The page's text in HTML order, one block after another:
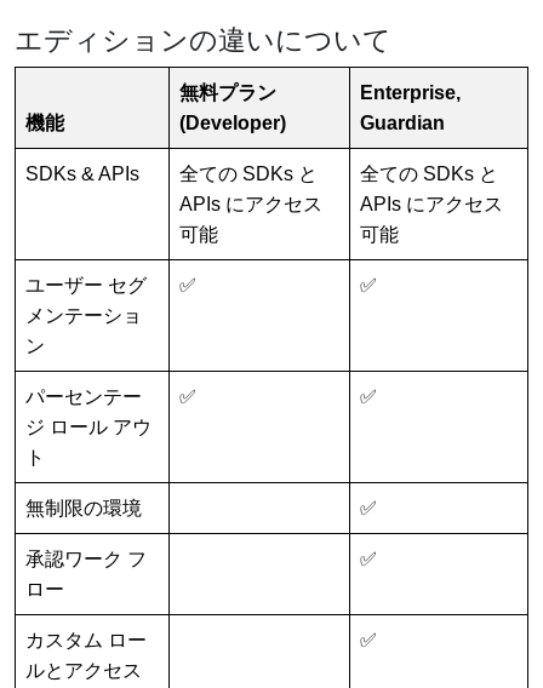
エディションの違いについて
機能
無料プラン
(Developer)
Enterprise,
Guardian
SDKs & APIs
全ての SDKs と
APIs にアクセス
可能
全ての SDKs と
APIs にアクセス
可能
ユーザー セグ
メンテーショ
ン
✅ ✅
パーセンテー
ジ ロール アウ
ト
✅ ✅
無制限の環境 ✅
承認ワーク フ
ロー
✅
カスタム ロー
ルとアクセス
✅